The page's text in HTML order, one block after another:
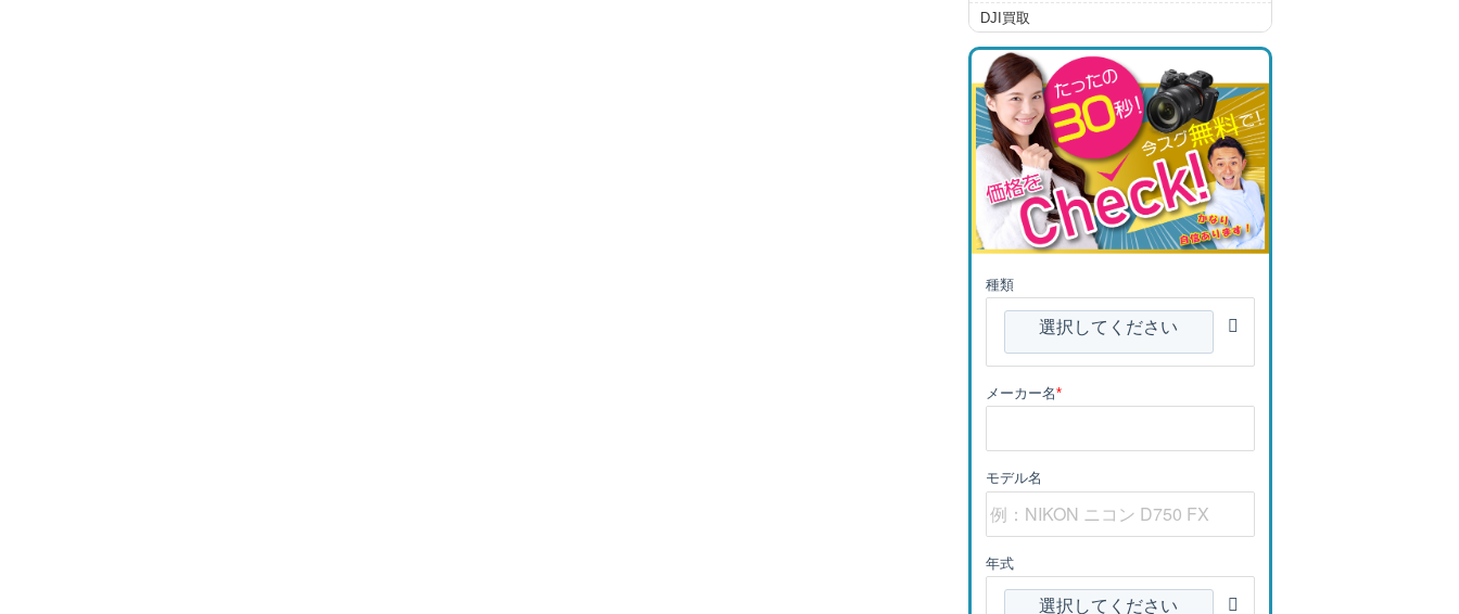
DJI買取
種類
選択してください
メーカー名*
モデル名
年式
選択してください